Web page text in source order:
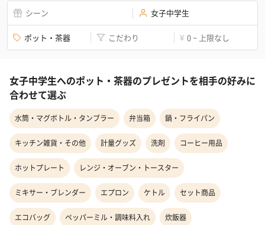
シーン 女子中学生
ポット・茶器 こだわり ¥ 0 ~ 上限なし
女子中学生へのポット・茶器のプレゼントを相手の好みに
合わせて選ぶ
水筒・マグボトル・タンブラー 弁当箱 鍋・フライパン
キッチン雑貨・その他 計量グッズ 洗剤 コーヒー用品
ホットプレート レンジ・オーブン・トースター
ミキサー・ブレンダー エプロン ケトル セット商品
エコバッグ ペッパーミル・調味料入れ 炊飯器